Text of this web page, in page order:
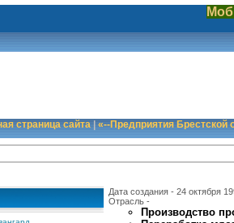
страница сайта|«--Предприятия Брестской
Дата создания - 24 октября
Отрасль -
Производство